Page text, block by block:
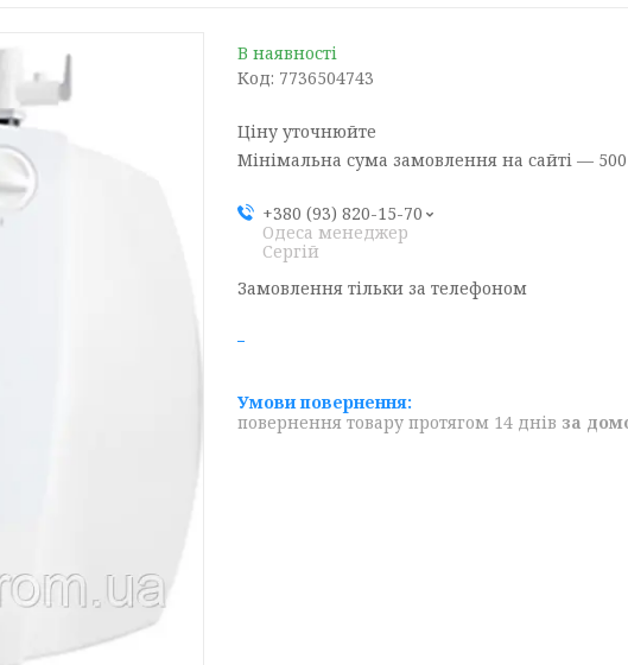
В наявності
Код: 7736504743
Ціну уточнюйте
Мінімальна сума замовлення на сайті —
+380 (93) 820-15-70
Одеса менеджер
Сергій
Замовлення тільки за телефоном
повернення товару протягом 14 днів за